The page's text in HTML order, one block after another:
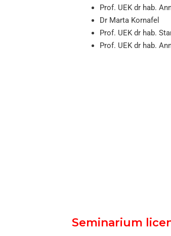
Prof. UEK dr hab.
Dr Marta Kornafel
Prof. UEK dr hab.
Prof. UEK dr hab.
Seminarium